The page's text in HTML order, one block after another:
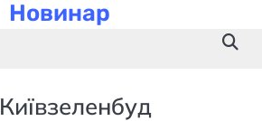
Новинар
Київзеленбуд